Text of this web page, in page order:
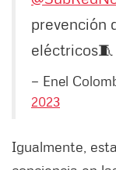
prevención
eléctricos🧵
— Enel
2023
Igualmente,